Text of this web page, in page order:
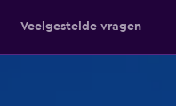
Veelgestelde vragen